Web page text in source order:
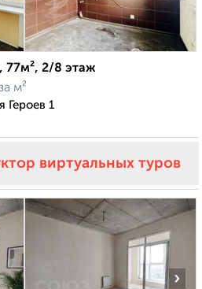
77м², 2/8 этаж
м²
Героев 1
виртуальных туров
›